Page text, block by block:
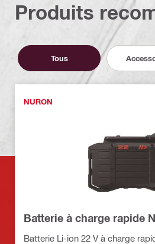
Produits
Tous
NURON
Batterie à charge rapide
Batterie Li-ion 22 V à charge